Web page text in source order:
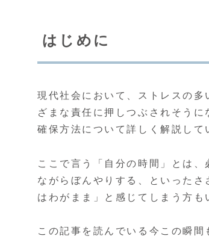
はじめに
現代社会において、ストレスの
ざまな責任に押しつぶされそう
確保方法について詳しく解説して
ここで言う「自分の時間」とは
ながらぼんやりする、といった
はわがまま」と感じてしまう方
この記事を読んでいる今この瞬